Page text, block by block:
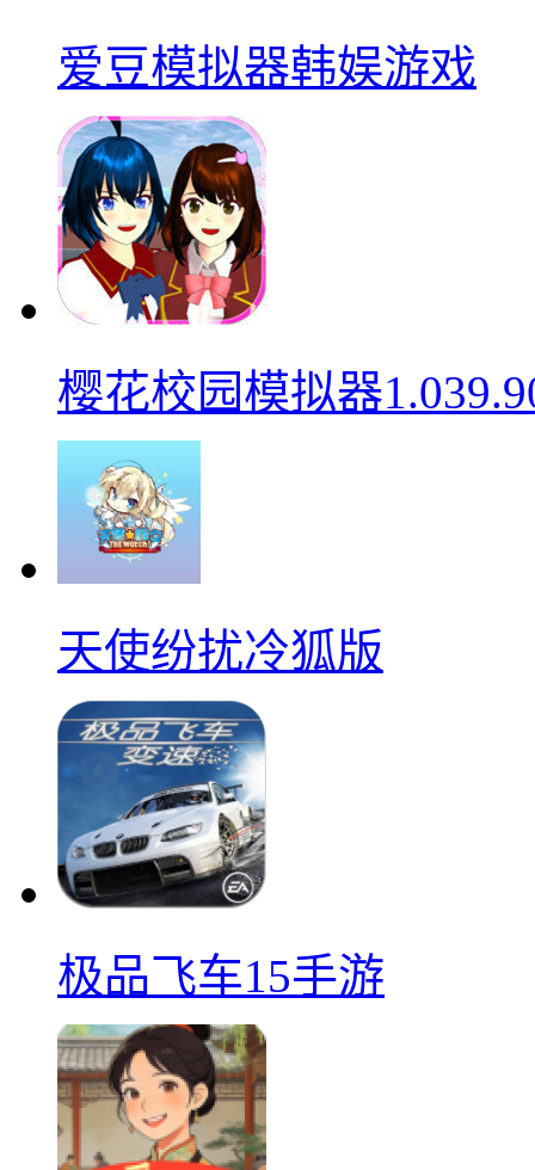
爱豆模拟器韩娱游戏
樱花校园模拟器
天使纷扰冷狐版
极品飞车15手游